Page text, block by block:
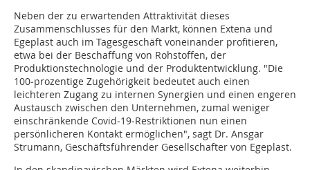
Neben der zu erwartenden Attraktivität dieses
Zusammenschlusses für den Markt, können Extena und
Egeplast auch im Tagesgeschäft voneinander profitieren,
etwa bei der Beschaffung von Rohstoffen, der
Produktionstechnologie und der Produktentwicklung. "Die
100‐prozentige Zugehörigkeit bedeutet auch einen
leichteren Zugang zu internen Synergien und einen engeren
Austausch zwischen den Unternehmen, zumal weniger
einschränkende Covid‐19‐Restriktionen nun einen
persönlicheren Kontakt ermöglichen", sagt Dr. Ansgar
Strumann, Geschäftsführender Gesellschafter von Egeplast.